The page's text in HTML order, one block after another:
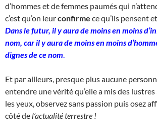
d’hommes et de femmes paumés qui
c’est qu’on leurconfirme ce qu’ils pensent
Dans le futur, il y aura de moins en moins
nom, car il y aura de moins en moins
dignes de ce nom
Et par ailleurs, presque plus aucune
entendre une vérité qu’elle a mis des
les yeux, observez sans passion puis osez
côté de l’actualité terrestre !